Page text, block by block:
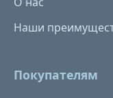
Наши
Покупателям